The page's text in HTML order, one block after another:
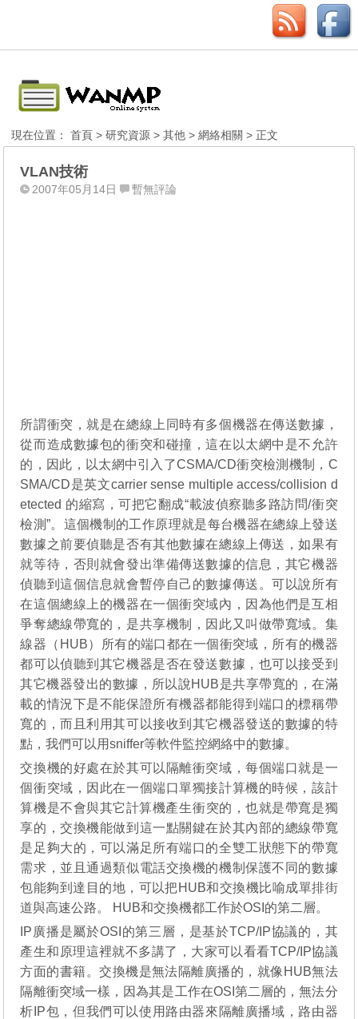
現在位置：首頁 >研究資源 >其他 >網絡相關 > 正文
VLAN技術
2007年05月14日 暫無評論
所謂衝突，就是在總線上同時有多個機器在傳送數據，
從而造成數據包的衝突和碰撞，這在以太網中是不允許
的，因此，以太網中引入了CSMA/CD衝突檢測機制，C
SMA/CD是英文carrier sense multiple access/collision d
etected 的縮寫，可把它翻成“載波偵察聽多路訪問/衝突
檢測”。這個機制的工作原理就是每台機器在總線上發送
數據之前要偵聽是否有其他數據在總線上傳送，如果有
就等待，否則就會發出準備傳送數據的信息，其它機器
偵聽到這個信息就會暫停自己的數據傳送。可以說所有
在這個總線上的機器在一個衝突域內，因為他們是互相
爭奪總線帶寬的，是共享機制，因此又叫做帶寬域。集
線器（HUB）所有的端口都在一個衝突域，所有​​的機器
都可以偵聽到其它機器是否在發送數據，也可以接受到
其它機器發出的數據，所以說HUB是共享帶寬的，在滿
載的情況下是不能保證所有機器都能得到端口的標稱帶
寬的，而且利用其可以接收到其它機器發送的數據的特
點，我們可以用sniffer等軟件監控網絡中的數據。
交換機的好處在於其可以隔離衝突域，每個端口就是一
個衝突域，因此在一個端口單獨接計算機的時候，該計
算機是不會與其它計算機產生​​衝突的，也就是帶寬是獨
享的，交換機能做到這一點關鍵在於其內部的總線帶寬
是足夠大的，可以滿足所有端口的全雙工狀態下的帶寬
需求，並且通過類似電話交換機的機制保護不同的數據
包能夠到達目的地，可以把HUB和交換機比喻成單排街
道與高速公路。 HUB和交換機都工作於OSI的第二層。
IP廣播是屬於OSI的第三層，是基於TCP/IP協議的，其
產生和原理這裡就不多講了，大家可以看看TCP/IP協議
方面的書籍。交換機是無法隔離廣播的，就像HUB無法
隔離衝突域一樣，因為其是工作在OSI第二層的，無法分
析IP包，但我們可以使用路由器來隔離廣播域，路由器